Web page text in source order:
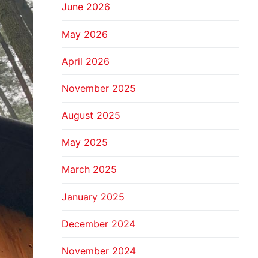
June 2026
May 2026
April 2026
November 2025
August 2025
May 2025
March 2025
January 2025
December 2024
November 2024